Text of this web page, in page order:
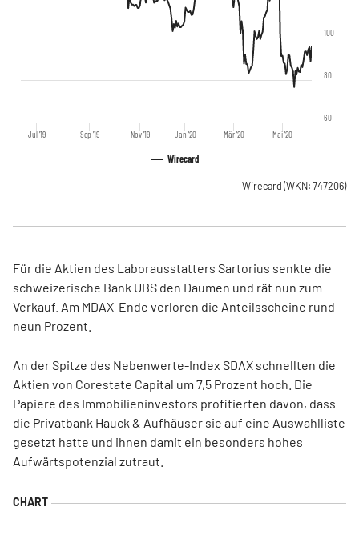
Wirecard
Jul '19 Sep '19 Nov '19 Jan '20 Mär '20 Mai '20
60
80
100
Wirecard (WKN: 747206)
Für die Aktien des Laborausstatters Sartorius senkte die
schweizerische Bank UBS den Daumen und rät nun zum
Verkauf. Am MDAX-Ende verloren die Anteilsscheine rund
neun Prozent.
An der Spitze des Nebenwerte-Index SDAX schnellten die
Aktien von Corestate Capital um 7,5 Prozent hoch. Die
Papiere des Immobilieninvestors profitierten davon, dass
die Privatbank Hauck & Aufhäuser sie auf eine Auswahlliste
gesetzt hatte und ihnen damit ein besonders hohes
Aufwärtspotenzial zutraut.